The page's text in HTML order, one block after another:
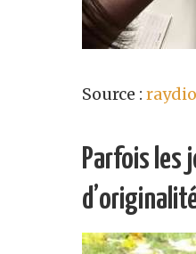
Source :
Parfois les